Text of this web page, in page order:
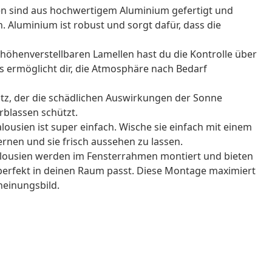
sind aus hochwertigem Aluminium gefertigt und
Aluminium ist robust und sorgt dafür, dass die
Lamellen hast du die Kontrolle über
ermöglicht dir, die Atmosphäre nach Bedarf
der die schädlichen Auswirkungen der Sonne
schützt.
ist super einfach. Wische sie einfach mit einem
und sie frisch aussehen zu lassen.
werden im Fensterrahmen montiert und bieten
in deinen Raum passt. Diese Montage maximiert